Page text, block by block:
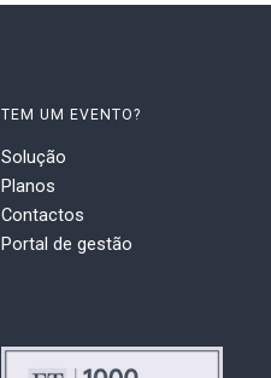
TEM UM EVENTO?
Solução
Planos
Contactos
Portal de gestão